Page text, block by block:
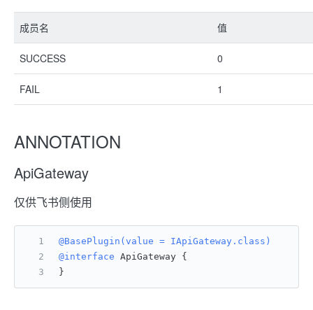
成员名 值
SUCCESS 0
FAIL 1
ANNOTATION
ApiGateway
仅供飞书侧使用
@BasePlugin(value = IApiGateway.class)
@interface ApiGateway {
}